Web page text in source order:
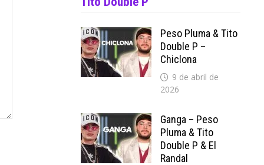
Peso Pluma & Tito
Double P –
Chiclona
9 de abril de
2026
Ganga – Peso
Pluma & Tito
Double P & El
Randal